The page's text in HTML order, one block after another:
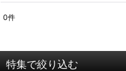
在庫あり
0件
特集で絞り込む